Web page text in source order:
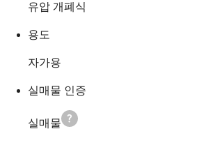
유압 개폐식
용도
자가용
실매물 인증
실매물